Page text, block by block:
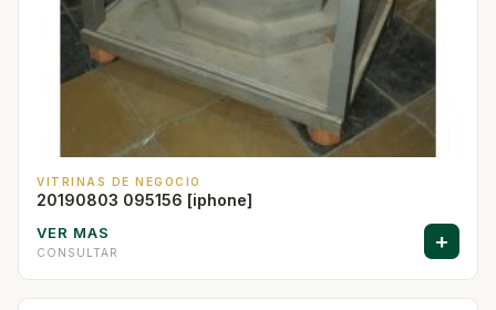
VITRINAS DE NEGOCIO
20190803 095156 [iphone]
VER MAS
CONSULTAR +